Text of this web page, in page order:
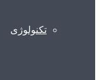
تکنولوژی